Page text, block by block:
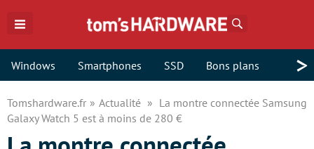
Windows Smartphones SSD Bons plans >
Tomshardware.fr Actualité
La montre connectée Samsung
Galaxy Watch 5 est à moins de 280 €